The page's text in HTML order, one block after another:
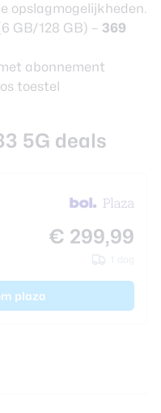
opslagmogelijkheden.
GB/128 GB) – 369
abonnement
toestel
5G deals
€ 299,99
plaza